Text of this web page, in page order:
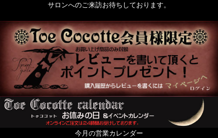
サロンへのご来訪お待ちしております。
今月の営業カレンダー